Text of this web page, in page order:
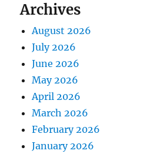
i
n
:Archives
August 2026
July 2026
June 2026
May 2026
April 2026
March 2026
February 2026
January 2026